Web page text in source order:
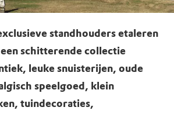
standhouders etaleren
schitterende collectie
leuke snuisterijen, oude
speelgoed, klein
tuindecoraties,